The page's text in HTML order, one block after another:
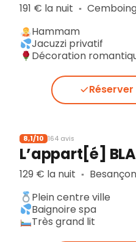
191 € la nuit ▪︎
Hammam
Jacuzzi privatif
Décoration
8,1/10 164 avis
L’appart[é]
129 € la nuit ▪︎ Besançon
Plein centre ville
Baignoire spa
Très grand lit